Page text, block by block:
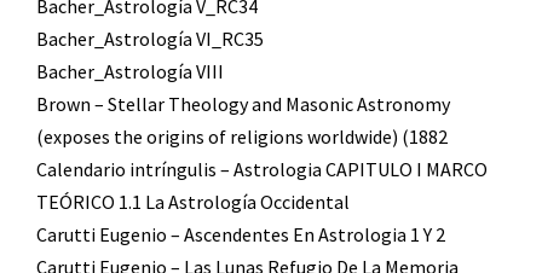
Bacher_Astrología V_RC34
Bacher_Astrología VI_RC35
Bacher_Astrología VIII
Brown – Stellar Theology and Masonic Astronomy
(exposes the origins of religions worldwide) (1882
Calendario intríngulis – Astrologia CAPITULO I MARCO
TEÓRICO 1.1 La Astrología Occidental
Carutti Eugenio – Ascendentes En Astrologia 1 Y 2
Carutti Eugenio – Las Lunas Refugio De La Memoria